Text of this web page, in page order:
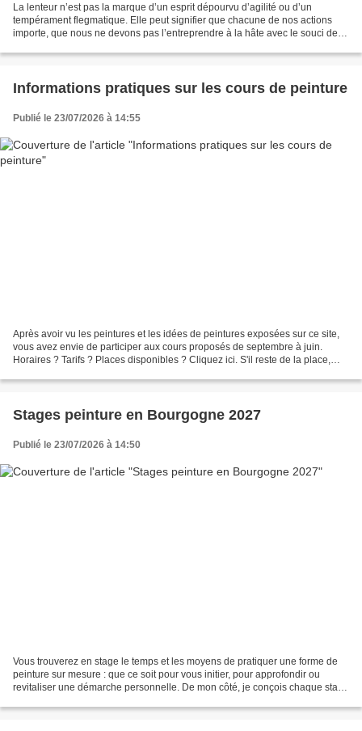
La lenteur n’est pas la marque d’un esprit dépourvu d’agilité ou d’un
tempérament flegmatique. Elle peut signifier que chacune de nos actions
importe, que nous ne devons pas l’entreprendre à la hâte avec le souci de
Informations pratiques sur les cours de peinture
Publié le 23/07/2026 à 14:55
Après avoir vu les peintures et les idées de peintures exposées sur ce site,
vous avez envie de participer aux cours proposés de septembre à juin.
Horaires ? Tarifs ? Places disponibles ? Cliquez ici. S'il reste de la place,
Stages peinture en Bourgogne 2027
Publié le 23/07/2026 à 14:50
Vous trouverez en stage le temps et les moyens de pratiquer une forme de
peinture sur mesure : que ce soit pour vous initier, pour approfondir ou
revitaliser une démarche personnelle. De mon côté, je conçois chaque stage